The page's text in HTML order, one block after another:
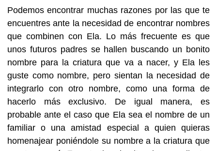
Podemos encontrar muchas razones por las que te
encuentres ante la necesidad de encontrar nombres
que combinen con Ela. Lo más frecuente es que
unos futuros padres se hallen buscando un bonito
nombre para la criatura que va a nacer, y Ela les
guste como nombre, pero sientan la necesidad de
integrarlo con otro nombre, como una forma de
hacerlo más exclusivo. De igual manera, es
probable ante el caso que Ela sea el nombre de un
familiar o una amistad especial a quien quieras
homenajear poniéndole su nombre a la criatura que